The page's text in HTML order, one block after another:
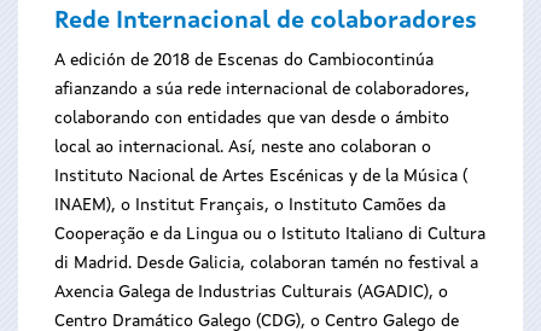
Rede Internacional de colaboradores
A edición de 2018 de Escenas do Cambiocontinúa
afianzando a súa rede internacional de colaboradores,
colaborando con entidades que van desde o ámbito
local ao internacional. Así, neste ano colaboran o
Instituto Nacional de Artes Escénicas y de la Música (
INAEM), o Institut Français, o Instituto Camões da
Cooperação e da Lingua ou o Istituto Italiano di Cultura
di Madrid. Desde Galicia, colaboran tamén no festival a
Axencia Galega de Industrias Culturais (AGADIC), o
Centro Dramático Galego (CDG), o Centro Galego de